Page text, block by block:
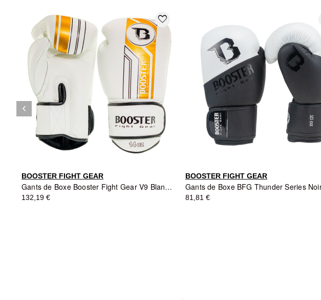
favorite_border
BOOSTER FIGHT GEAR
Gants de Boxe Booster Fight Gear V9 Blanc/Or
132,19 €
BOOSTER FIGHT GEAR
81,81 €
Précédent
keyboard_arrow_left